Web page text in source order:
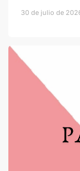
30 de julio de